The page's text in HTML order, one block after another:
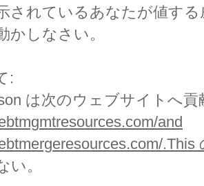
されているあなたが値す
かしなさい。
:
は次のウェブサイトへ貢
and
.This
い。